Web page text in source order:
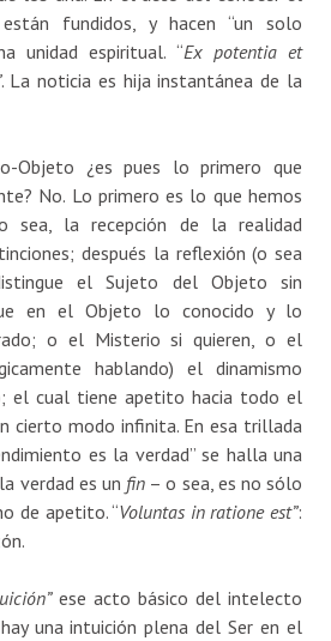
fundidos, y hacen “un solo
unidad espiritual. “Ex potentia et
. La noticia es hija instantánea de la
Objeto ¿es pues lo primero que
No. Lo primero es lo que hemos
sea, la recepción de la realidad
después la reflexión (o sea
el Sujeto del Objeto sin
en el Objeto lo conocido y lo
o el Misterio si quieren, o el
hablando) el dinamismo
el cual tiene apetito hacia todo el
cierto modo infinita. En esa trillada
es la verdad” se halla una
verdad es un fin – o sea, es no sólo
de apetito. “Voluntas in ratione est”:
ese acto básico del intelecto
una intuición plena del Ser en el